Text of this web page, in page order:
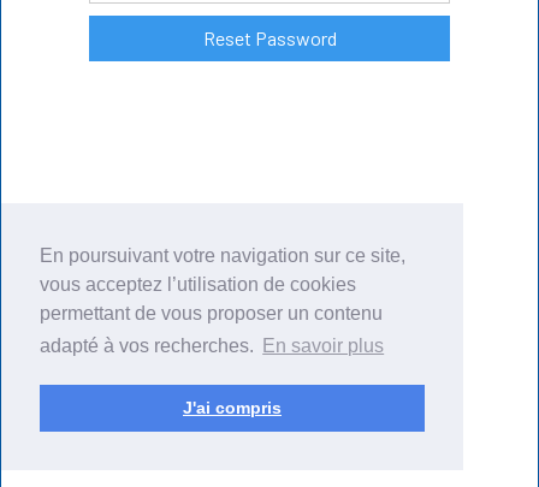
En poursuivant votre navigation sur ce site,
vous acceptez l’utilisation de cookies
permettant de vous proposer un contenu
adapté à vos recherches.
En savoir plus
J'ai compris